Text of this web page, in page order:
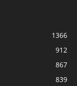
1366
912
867
839